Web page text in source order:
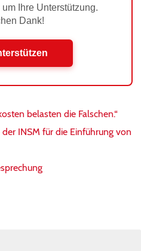
Ihre Unterstützung.
Dank!
belasten die Falschen.“
INSM für die Einführung von